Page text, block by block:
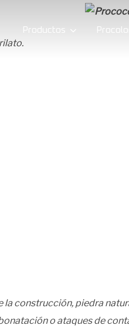
Productos
construcción, piedra
o ataques de